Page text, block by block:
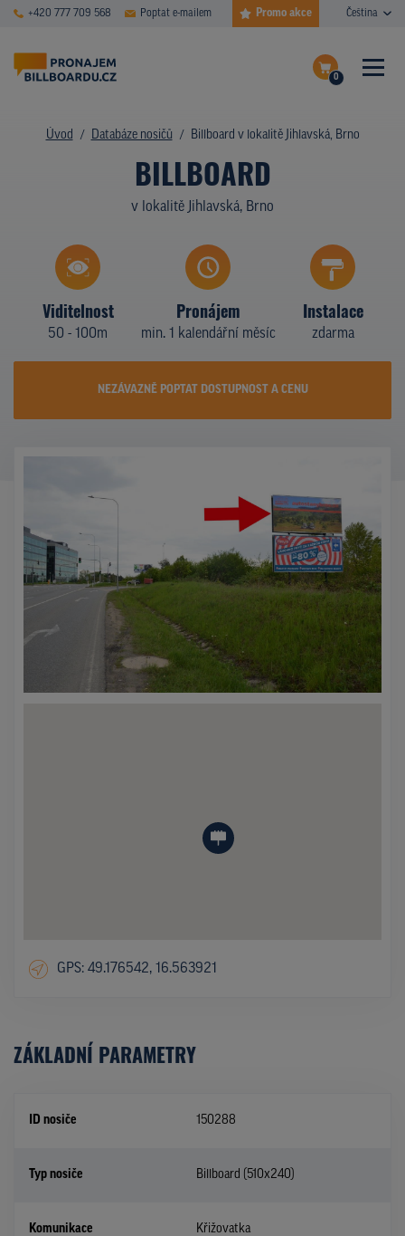
+420 777 709 568 Poptat e-mailem Promo akce Čeština
0
Dokončit poptávku
Zobrazit nosiče na mapě
ČASTÉ DOTAZY
DATABÁZE NOSIČŮ
PLOCHY V AKCI
CENY
Z PRAXE
KDO JSME
Úvod Databáze nosičů Billboard v lokalitě Jihlavská, Brno
BILLBOARD
v lokalitě Jihlavská, Brno
Viditelnost
50 - 100m
Pronájem
min. 1 kalendářní měsíc
Instalace
zdarma
NEZÁVAZNĚ POPTAT DOSTUPNOST A CENU
GPS: 49.176542, 16.563921
ZÁKLADNÍ PARAMETRY
ID nosiče 150288
Typ nosiče Billboard (510x240)
Komunikace Křižovatka